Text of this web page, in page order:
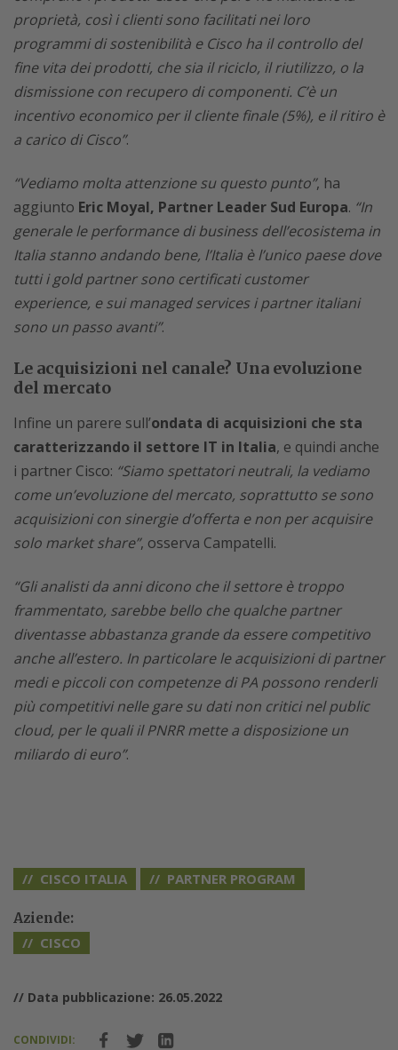
proprietà, così i clienti sono facilitati nei loro
programmi di sostenibilità e Cisco ha il controllo del
fine vita dei prodotti, che sia il riciclo, il riutilizzo, o la
dismissione con recupero di componenti. C’è un
incentivo economico per il cliente finale (5%), e il ritiro è
a carico di Cisco”.
“Vediamo molta attenzione su questo punto”, ha
aggiunto Eric Moyal, Partner Leader Sud Europa. “In
generale le performance di business dell’ecosistema in
Italia stanno andando bene, l’Italia è l’unico paese dove
tutti i gold partner sono certificati customer
experience, e sui managed services i partner italiani
sono un passo avanti”.
Le acquisizioni nel canale? Una evoluzione
del mercato
Infine un parere sull’ondata di acquisizioni che sta
caratterizzando il settore IT in Italia, e quindi anche
i partner Cisco: “Siamo spettatori neutrali, la vediamo
come un’evoluzione del mercato, soprattutto se sono
acquisizioni con sinergie d’offerta e non per acquisire
solo market share”, osserva Campatelli.
“Gli analisti da anni dicono che il settore è troppo
frammentato, sarebbe bello che qualche partner
diventasse abbastanza grande da essere competitivo
anche all’estero. In particolare le acquisizioni di partner
medi e piccoli con competenze di PA possono renderli
più competitivi nelle gare su dati non critici nel public
cloud, per le quali il PNRR mette a disposizione un
miliardo di euro”.
CISCO ITALIA PARTNER PROGRAM
Aziende:
CISCO
// Data pubblicazione: 26.05.2022
CONDIVIDI: